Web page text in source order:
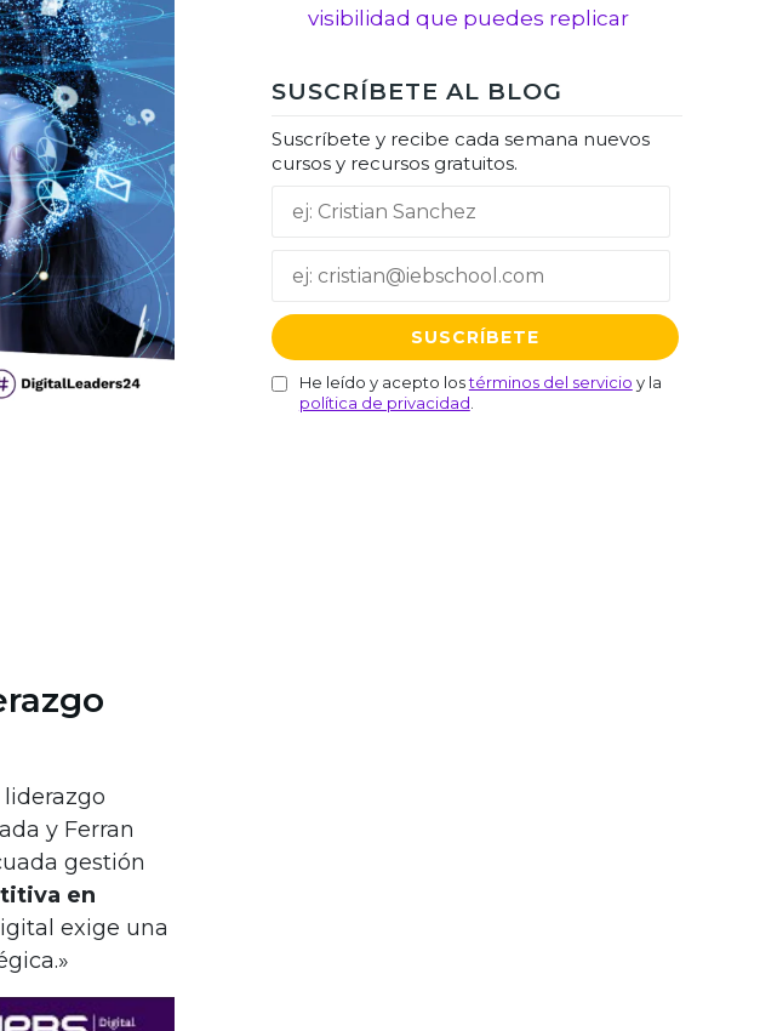
y Ferran
gestión
en
exige una
visibilidad que puedes replicar
SUSCRÍBETE AL BLOG
Suscríbete y recibe cada semana nuevos
cursos y recursos gratuitos.
He leído y acepto lostérminos del servicio y la
política de privacidad